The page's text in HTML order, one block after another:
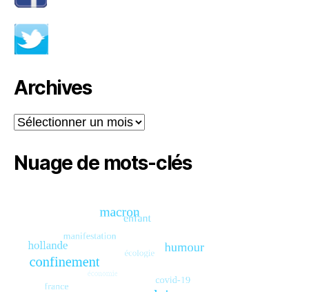
Archives
Archives
Nuage de mots-clés